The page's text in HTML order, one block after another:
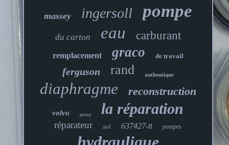
massey ingersoll pompe
du carton eau carburant
remplacement graco de travail
ferguson rand authentique
diaphragme reconstruction
volvo penta la réparation
réparateur sol 637427-tt pompes